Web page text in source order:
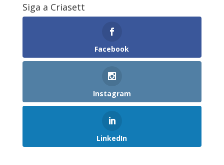
Siga a Criasett
Facebook
Instagram
LinkedIn